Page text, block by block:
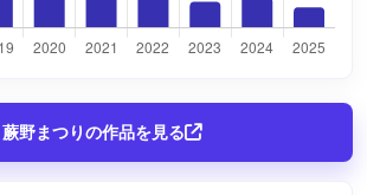
蕨野まつりの作品を見る